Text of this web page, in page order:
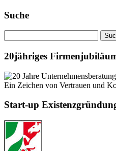
Suche
20jähriges
Ein Zeichen von Vertrauen und
Start-up